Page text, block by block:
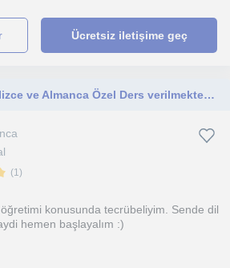
Ücretsiz iletişime geç
Her yaş grubuna İngilizce ve Almanca Özel Ders verilmektedir
(1)
konusunda tecrübeliyim. Sende dil
hemen başlayalım :)